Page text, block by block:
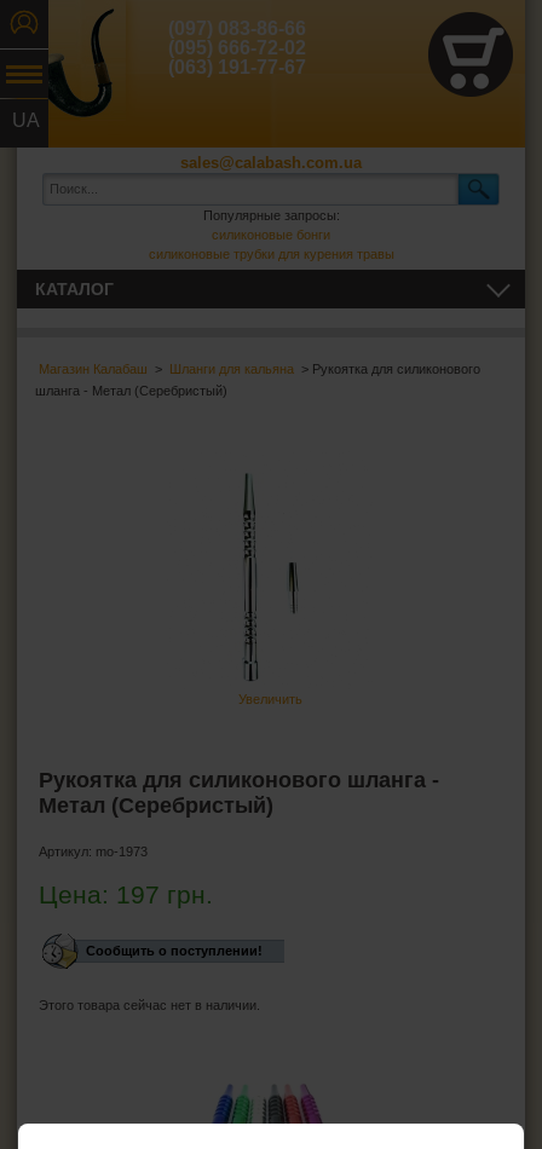
UA
(097) 083-86-66
(095) 666-72-02
(063) 191-77-67
sales@calabash.com.ua
Популярные запросы:
силиконовые бонги
силиконовые трубки для курения травы
Магазин Калабаш > Шланги для кальяна
> Рукоятка для силиконового
шланга - Метал (Серебристый)
Увеличить
Рукоятка для силиконового шланга -
Метал (Серебристый)
Артикул: mo-1973
Цена: 197 грн.
Сообщить о поступлении!
Этого товара сейчас нет в наличии.
КАТАЛОГ
СИГАРЫ, СИГАРИЛЛЫ И ВСЁ ДЛЯ НИХ
ЗАЖИГАЛКИ
ПЕПЕЛЬНИЦЫ
HEADSHOP (ХЭДШОП)
КАЛЬЯНЫ И ВСЁ ДЛЯ НИХ
Фольга для кальяна
Чаши для кальянов
Колбы для кальяна
Зажигалка для кальяна
Ерши для кальяна
Рукоятки для кальяна